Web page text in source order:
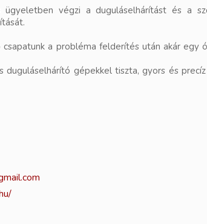
ügyeletben végzi a duguláselhárítást és a
csapatunk a probléma felderítés után akár egy
duguláselhárító gépekkel tiszta, gyors és